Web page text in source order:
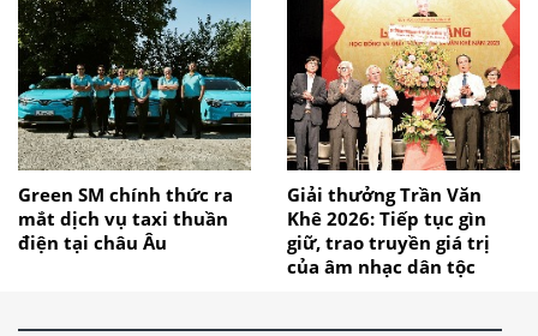
Green SM chính thức ra
mắt dịch vụ taxi thuần
điện tại châu Âu
Giải thưởng Trần Văn
Khê 2026: Tiếp tục gìn
giữ, trao truyền giá trị
của âm nhạc dân tộc